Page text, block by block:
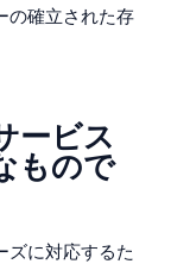
の確立された存
ービス
もので
ズに対応するた